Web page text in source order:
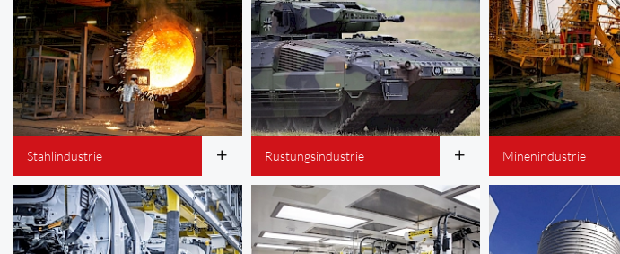
Stahlindustrie Rüstungsindustrie Minenindustrie